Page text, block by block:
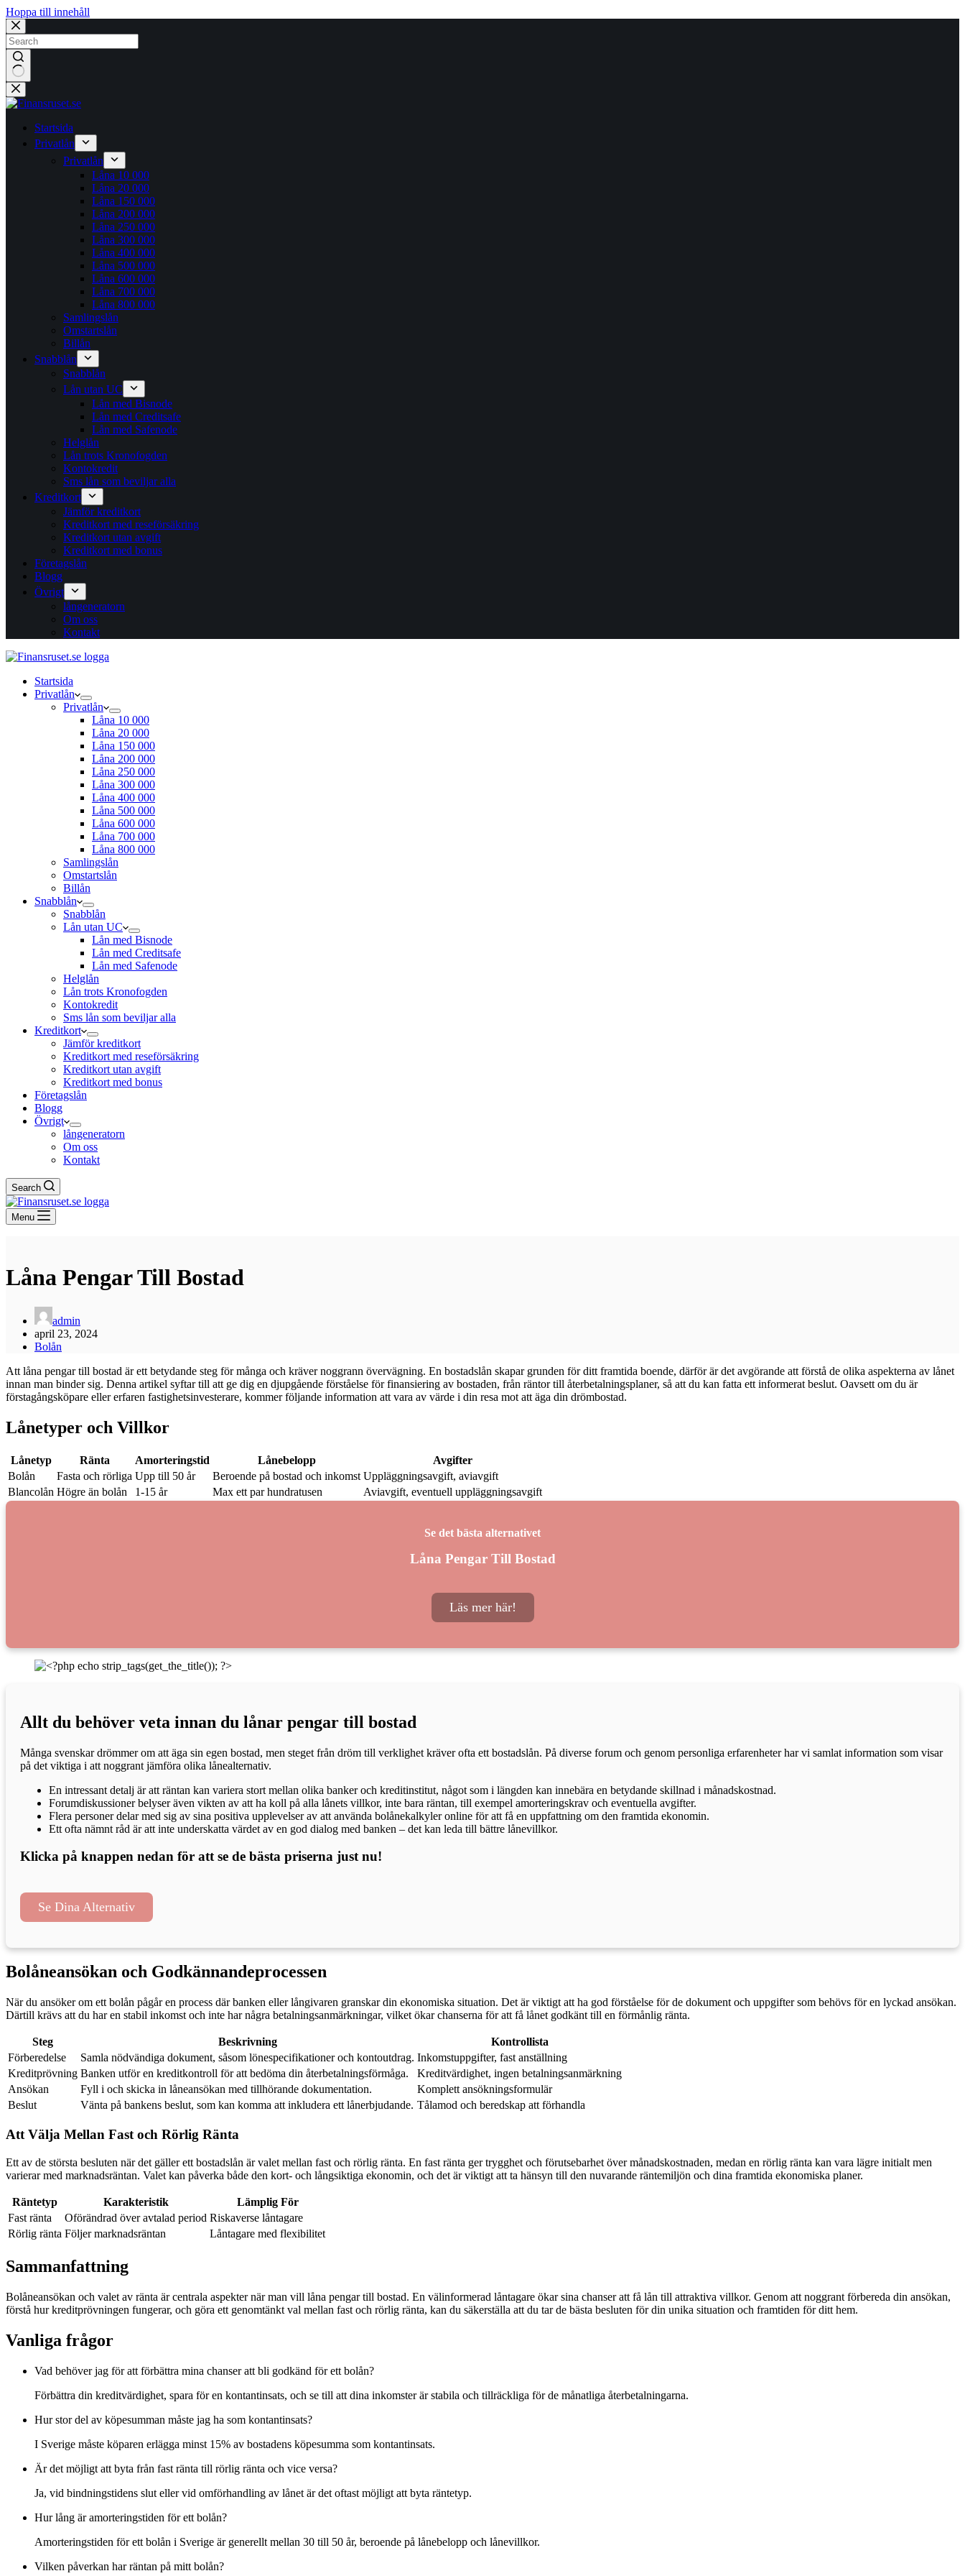
Hoppa till innehåll
Inga
resultat
Startsida
Privatlån
Privatlån
Låna 10 000
Låna 20 000
Låna 150 000
Låna 200 000
Låna 250 000
Låna 300 000
Låna 400 000
Låna 500 000
Låna 600 000
Låna 700 000
Låna 800 000
Samlingslån
Omstartslån
Billån
Snabblån
Snabblån
Lån utan UC
Lån med Bisnode
Lån med Creditsafe
Lån med Safenode
Helglån
Lån trots Kronofogden
Kontokredit
Sms lån som beviljar alla
Kreditkort
Jämför kreditkort
Kreditkort med reseförsäkring
Kreditkort utan avgift
Kreditkort med bonus
Företagslån
Blogg
Övrigt
långeneratorn
Om oss
Kontakt
Startsida
Privatlån
Privatlån
Låna 10 000
Låna 20 000
Låna 150 000
Låna 200 000
Låna 250 000
Låna 300 000
Låna 400 000
Låna 500 000
Låna 600 000
Låna 700 000
Låna 800 000
Samlingslån
Omstartslån
Billån
Snabblån
Snabblån
Lån utan UC
Lån med Bisnode
Lån med Creditsafe
Lån med Safenode
Helglån
Lån trots Kronofogden
Kontokredit
Sms lån som beviljar alla
Kreditkort
Jämför kreditkort
Kreditkort med reseförsäkring
Kreditkort utan avgift
Kreditkort med bonus
Företagslån
Blogg
Övrigt
långeneratorn
Om oss
Kontakt
Search
Menu
Låna Pengar Till Bostad
admin
april 23, 2024
Bolån
Att låna pengar till bostad är ett betydande steg för många och kräver noggrann övervägning. En bostadslån skapar grunden för ditt framtida boende, därför är det avgörande att förstå de olika aspekterna av lånet
innan man binder sig. Denna artikel syftar till att ge dig en djupgående förståelse för finansiering av bostaden, från räntor till återbetalningsplaner, så att du kan fatta ett informerat beslut. Oavsett om du är
förstagångsköpare eller erfaren fastighetsinvesterare, kommer följande information att vara av värde i din resa mot att äga din drömbostad.
Lånetyper och Villkor
Lånetyp Ränta Amorteringstid Lånebelopp
Avgifter
Bolån
Fasta och rörliga Upp till 50 år Beroende på bostad och inkomst Uppläggningsavgift, aviavgift
Blancolån Högre än bolån 1-15 år Max ett par hundratusen Aviavgift, eventuell uppläggningsavgift
Se det bästa alternativet
Låna Pengar Till Bostad
Läs mer här!
Allt du behöver veta innan du lånar pengar till bostad
Många svenskar drömmer om att äga sin egen bostad, men steget från dröm till verklighet kräver ofta ett bostadslån. På diverse forum och genom personliga erfarenheter har vi samlat information som visar
på det viktiga i att noggrant jämföra olika lånealternativ.
En intressant detalj är att räntan kan variera stort mellan olika banker och kreditinstitut, något som i längden kan innebära en betydande skillnad i månadskostnad.
Forumdiskussioner belyser även vikten av att ha koll på alla lånets villkor, inte bara räntan, till exempel amorteringskrav och eventuella avgifter.
Flera personer delar med sig av sina positiva upplevelser av att använda bolånekalkyler online för att få en uppfattning om den framtida ekonomin.
Ett ofta nämnt råd är att inte underskatta värdet av en god dialog med banken – det kan leda till bättre lånevillkor.
Klicka på knappen nedan för att se de bästa priserna just nu!
Se Dina Alternativ
Bolåneansökan och Godkännandeprocessen
När du ansöker om ett bolån pågår en process där banken eller långivaren granskar din ekonomiska situation. Det är viktigt att ha god förståelse för de dokument och uppgifter som behövs för en lyckad ansökan.
Därtill krävs att du har en stabil inkomst och inte har några betalningsanmärkningar, vilket ökar chanserna för att få lånet godkänt till en förmånlig ränta.
Steg Beskrivning
Kontrollista
Förberedelse
Samla nödvändiga dokument, såsom lönespecifikationer och kontoutdrag. Inkomstuppgifter, fast anställning
Kreditprövning Banken utför en kreditkontroll för att bedöma din återbetalningsförmåga.
Kreditvärdighet, ingen betalningsanmärkning
Ansökan
Fyll i och skicka in låneansökan med tillhörande dokumentation.
Komplett ansökningsformulär
Beslut
Vänta på bankens beslut, som kan komma att inkludera ett lånerbjudande. Tålamod och beredskap att förhandla
Att Välja Mellan Fast och Rörlig Ränta
Ett av de största besluten när det gäller ett bostadslån är valet mellan fast och rörlig ränta. En fast ränta ger trygghet och förutsebarhet över månadskostnaden, medan en rörlig ränta kan vara lägre initialt men
varierar med marknadsräntan. Valet kan påverka både den kort- och långsiktiga ekonomin, och det är viktigt att ta hänsyn till den nuvarande räntemiljön och dina framtida ekonomiska planer.
Räntetyp Karakteristik
Lämplig För
Fast ränta
Oförändrad över avtalad period Riskaverse låntagare
Rörlig ränta Följer marknadsräntan Låntagare med flexibilitet
Sammanfattning
Bolåneansökan och valet av ränta är centrala aspekter när man vill låna pengar till bostad. En välinformerad låntagare ökar sina chanser att få lån till attraktiva villkor. Genom att noggrant förbereda din ansökan,
förstå hur kreditprövningen fungerar, och göra ett genomtänkt val mellan fast och rörlig ränta, kan du säkerställa att du tar de bästa besluten för din unika situation och framtiden för ditt hem.
Vanliga frågor
Vad behöver jag för att förbättra mina chanser att bli godkänd för ett bolån?
Förbättra din kreditvärdighet, spara för en kontantinsats, och se till att dina inkomster är stabila och tillräckliga för de månatliga återbetalningarna.
Hur stor del av köpesumman måste jag ha som kontantinsats?
I Sverige måste köparen erlägga minst 15% av bostadens köpesumma som kontantinsats.
Är det möjligt att byta från fast ränta till rörlig ränta och vice versa?
Ja, vid bindningstidens slut eller vid omförhandling av lånet är det oftast möjligt att byta räntetyp.
Hur lång är amorteringstiden för ett bolån?
Amorteringstiden för ett bolån i Sverige är generellt mellan 30 till 50 år, beroende på lånebelopp och lånevillkor.
Vilken påverkan har räntan på mitt bolån?